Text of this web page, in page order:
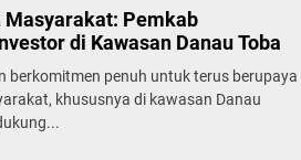
Pemkab
di Kawasan Danau Toba
berkomitmen penuh untuk terus berupaya
khususnya di kawasan Danau